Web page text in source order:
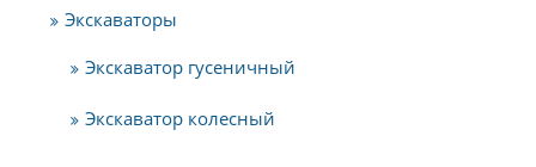
Экскаваторы
Экскаватор гусеничный
Экскаватор колесный